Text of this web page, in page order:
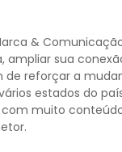
&
sua
de reforçar a
estados do
com muito